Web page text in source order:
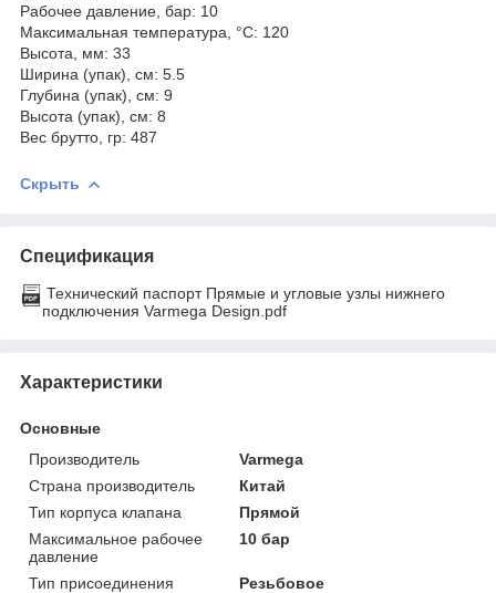
Рабочее давление, бар: 10
Максимальная температура, °С: 120
Высота, мм: 33
Ширина (упак), см: 5.5
Глубина (упак), см: 9
Высота (упак), см: 8
Вес брутто, гр: 487
Скрыть
Спецификация
Технический паспорт Прямые и угловые узлы нижнего
подключения Varmega Design.pdf
Характеристики
Основные
Производитель
Varmega
Страна производитель
Китай
Тип корпуса клапана
Прямой
Максимальное рабочее
давление
10 бар
Тип присоединения Резьбовое